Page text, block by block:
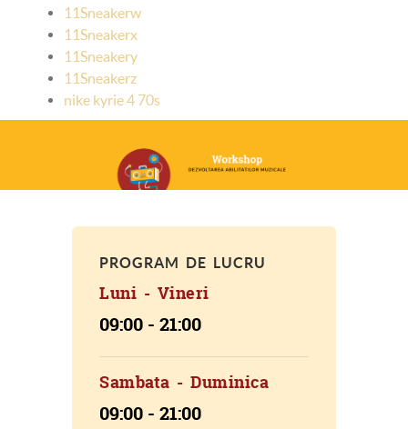
11Sneakerw
11Sneakerx
11Sneakery
11Sneakerz
nike kyrie 4 70s
PROGRAM DE LUCRU
Luni - Vineri
09:00 - 21:00
Sambata - Duminica
09:00 - 21:00